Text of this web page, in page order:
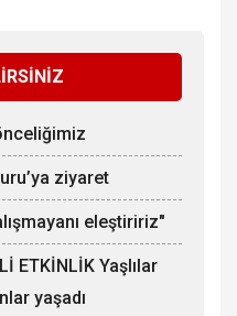
ziyaret
eleştiririz"
ETKİNLİK Yaşlılar
yaşadı